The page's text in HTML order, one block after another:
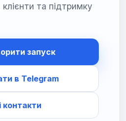
та підтримку
запуск
в Telegram
контакти